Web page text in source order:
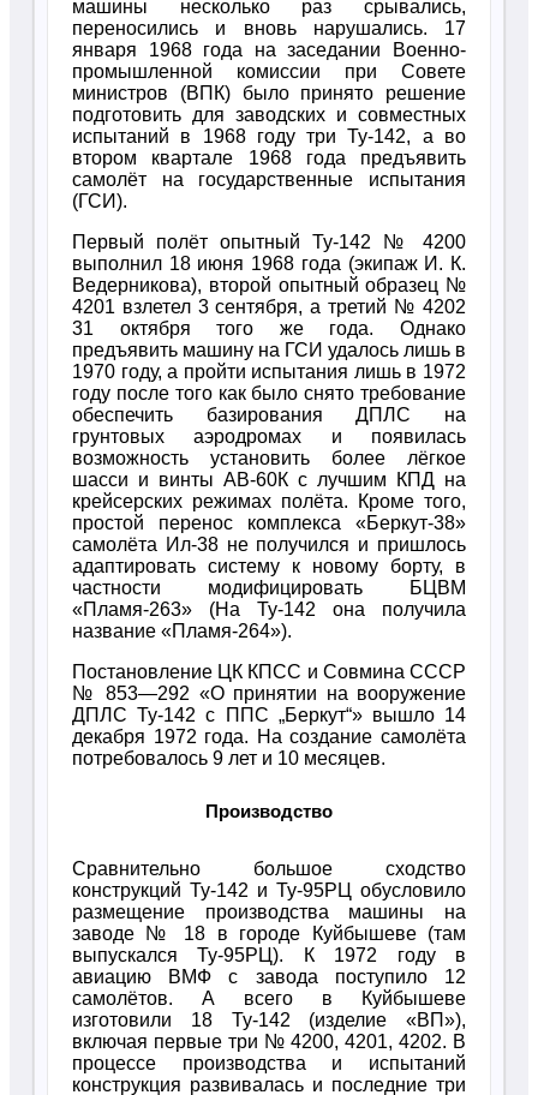
машины несколько раз срывались,
переносились и вновь нарушались. 17
января 1968 года на заседании Военно-
промышленной комиссии при Совете
министров (ВПК) было принято решение
подготовить для заводских и совместных
испытаний в 1968 году три Ту-142, а во
втором квартале 1968 года предъявить
самолёт на государственные испытания
(ГСИ).
Первый полёт опытный Ту-142 № 4200
выполнил 18 июня 1968 года (экипаж И. К.
Ведерникова), второй опытный образец №
4201 взлетел 3 сентября, а третий № 4202
31 октября того же года. Однако
предъявить машину на ГСИ удалось лишь в
1970 году, а пройти испытания лишь в 1972
году после того как было снято требование
обеспечить базирования ДПЛС на
грунтовых аэродромах и появилась
возможность установить более лёгкое
шасси и винты АВ-60К с лучшим КПД на
крейсерских режимах полёта. Кроме того,
простой перенос комплекса «Беркут-38»
самолёта Ил-38 не получился и пришлось
адаптировать систему к новому борту, в
частности модифицировать БЦВМ
«Пламя-263» (На Ту-142 она получила
название «Пламя-264»).
Постановление ЦК КПСС и Совмина СССР
№ 853—292 «О принятии на вооружение
ДПЛС Ту-142 с ППС „Беркут“» вышло 14
декабря 1972 года. На создание самолёта
потребовалось 9 лет и 10 месяцев.
Производство
Сравнительно большое сходство
конструкций Ту-142 и Ту-95РЦ обусловило
размещение производства машины на
заводе № 18 в городе Куйбышеве (там
выпускался Ту-95РЦ). К 1972 году в
авиацию ВМФ с завода поступило 12
самолётов. А всего в Куйбышеве
изготовили 18 Ту-142 (изделие «ВП»),
включая первые три № 4200, 4201, 4202. В
процессе производства и испытаний
конструкция развивалась и последние три